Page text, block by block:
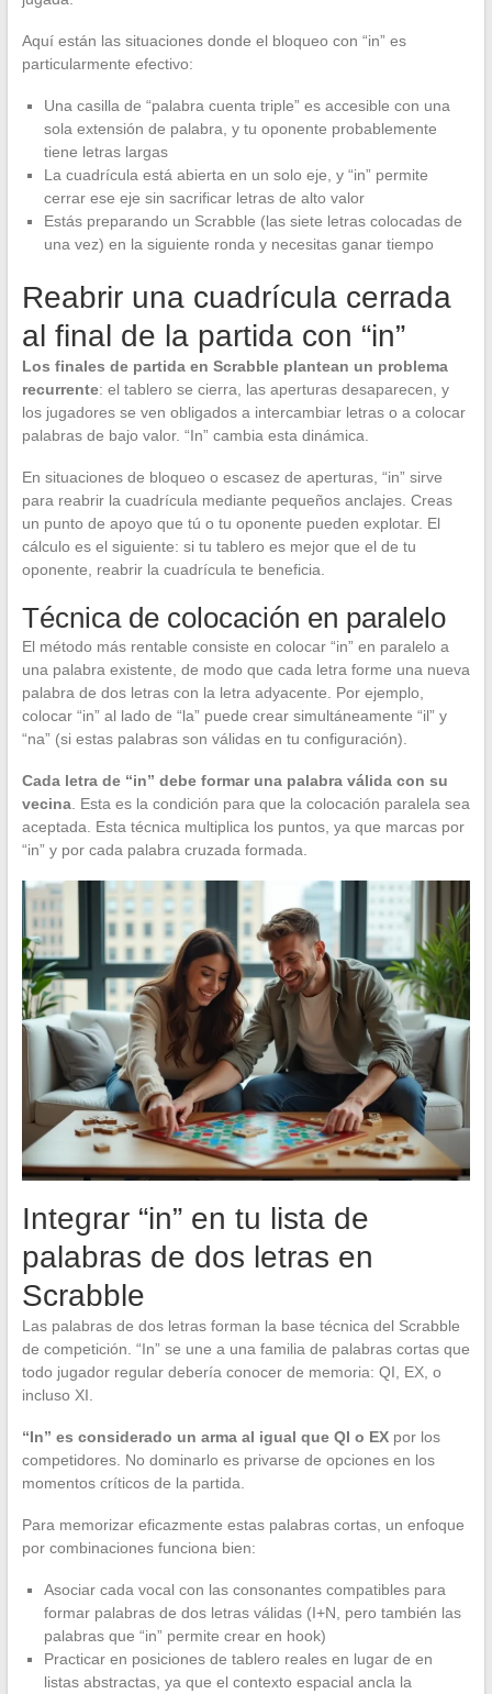
Aquí están las situaciones donde el bloqueo con “in” es
particularmente efectivo:
Una casilla de “palabra cuenta triple” es accesible con una
sola extensión de palabra, y tu oponente probablemente
tiene letras largas
La cuadrícula está abierta en un solo eje, y “in” permite
cerrar ese eje sin sacrificar letras de alto valor
Estás preparando un Scrabble (las siete letras colocadas de
una vez) en la siguiente ronda y necesitas ganar tiempo
Reabrir una cuadrícula cerrada
al final de la partida con “in”
Los finales de partida en Scrabble plantean un problema
recurrente: el tablero se cierra, las aperturas desaparecen, y
los jugadores se ven obligados a intercambiar letras o a colocar
palabras de bajo valor. “In” cambia esta dinámica.
En situaciones de bloqueo o escasez de aperturas, “in” sirve
para reabrir la cuadrícula mediante pequeños anclajes. Creas
un punto de apoyo que tú o tu oponente pueden explotar. El
cálculo es el siguiente: si tu tablero es mejor que el de tu
oponente, reabrir la cuadrícula te beneficia.
Técnica de colocación en paralelo
El método más rentable consiste en colocar “in” en paralelo a
una palabra existente, de modo que cada letra forme una nueva
palabra de dos letras con la letra adyacente. Por ejemplo,
colocar “in” al lado de “la” puede crear simultáneamente “il” y
“na” (si estas palabras son válidas en tu configuración).
Cada letra de “in” debe formar una palabra válida con su
vecina. Esta es la condición para que la colocación paralela sea
aceptada. Esta técnica multiplica los puntos, ya que marcas por
“in” y por cada palabra cruzada formada.
Integrar “in” en tu lista de
palabras de dos letras en
Scrabble
Las palabras de dos letras forman la base técnica del Scrabble
de competición. “In” se une a una familia de palabras cortas que
todo jugador regular debería conocer de memoria: QI, EX, o
incluso XI.
“In” es considerado un arma al igual que QI o EXpor los
competidores. No dominarlo es privarse de opciones en los
momentos críticos de la partida.
Para memorizar eficazmente estas palabras cortas, un enfoque
por combinaciones funciona bien:
Asociar cada vocal con las consonantes compatibles para
formar palabras de dos letras válidas (I+N, pero también las
palabras que “in” permite crear en hook)
Practicar en posiciones de tablero reales en lugar de en
listas abstractas, ya que el contexto espacial ancla la